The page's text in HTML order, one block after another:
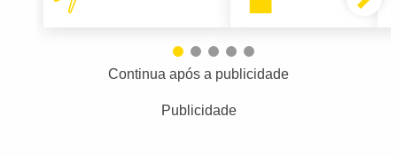
Continua após a publicidade
Publicidade